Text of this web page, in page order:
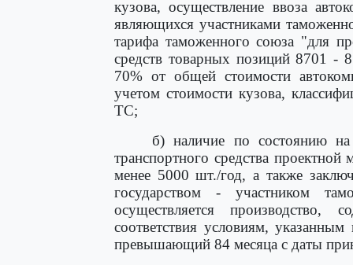
кузова, осуществление ввоза
являющихся участниками
тарифа таможенного союза "для
средств товарных позиций 8701 -
70% от общей стоимости
учетом стоимости кузова,
ТС;
б) наличие по состоянию
транспортного средства
менее 5000 шт./год, а также
государством - участником
осуществляется производство,
соответствия условиям,
превышающий 84 месяца с даты